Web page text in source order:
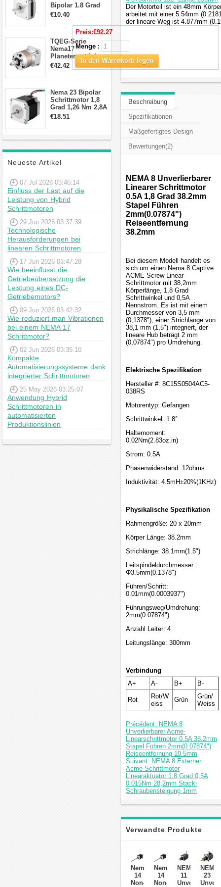
Bipolar 1.8 Grad
8.7Ncm 1A 3.5V 4
Schrittmotor
€10.40
TQEG-Serie
Nema17
Planetengetriebe
10:1 Spiel 15Arc-
min für Nema 17
€42.42
Nema 23 Bipolar
Schrittmotor 1,8
Grad 1,26 Nm 2,8A
2,5V 4 Drähte
€18.51
Neueste Artikel
07 Jul 2026 03:46:14
Einfluss der Last auf die
Leistung von Hybrid
Schrittmotoren
29 Jun 2026 03:37:39
Technologische
Herausforderungen bei
linearen Schrittmotoren
17 Jun 2026 03:47:28
Wie beeinflusst die
Getriebeübersetzung die
Leistung eines DC-
Getriebemotors?
09 Jun 2026 03:42:32
Wie reduziert man Vibrationen
bei einem NEMA 17
Schrittmotor?
02 Jun 2026 03:35:10
Kompakte
Automatisierungssysteme dank
integrierter Schrittmotoren
25 May 2026 03:25:07
Anwendung Hybrid
Schrittmotoren in
automatisierten
Produktionslinien
Der Motorteil ist ein 48mm
arbeitet mit einer 5.54mm
der lineare Weg ist 4.877mm
Preis:€92.27
Menge :
In den Warenkorb legen
Beschreibung
Spezifikationen
Maßgefertigtes Design
Bewertungen(2)
NEMA 8 Unverlierbarer
Linearer Schrittmotor
0.5A 1,8 Grad 38.2mm
Stapel Führen
2mm(0.07874")
Reiseentfernung
38.2mm
Bei diesem Modell handelt es
sich um einen Nema 8 Captive
ACME Screw Linear
Schrittmotor mit 38,2mm
Körperlänge, 1,8 Grad
Schrittwinkel und 0,5A
Nennstrom. Es ist mit einem
Durchmesser von 3,5 mm
(0,1378"), einer Strichlänge von
38,1 mm (1,5") integriert, der
lineare Hub beträgt 2 mm
(0,07874") pro Umdrehung.
Elektrische Spezifikation
Hersteller #: 8C15S0504AC5-
038RS
Motorentyp: Gefangen
Schrittwinkel: 1.8°
Haltemoment:
0.02Nm(2.83oz.in)
Strom: 0.5A
Phasenwiderstand: 12ohms
Induktivität: 4.5mH±20%(1KHz)
Physikalische Spezifikation
Rahmengröße: 20 x 20mm
Körper Länge: 38.2mm
Strichlänge: 38.1mm(1.5")
Leitspindeldurchmesser:
Φ3.5mm(0.1378")
Führen/Schritt:
0.01mm(0.0003937")
Führungsweg/Umdrehung:
2mm(0.07874")
Anzahl Leiter: 4
Leitungslänge: 300mm
Verbindung
A+
A- B+ B-
Rot
Rot/W
eiss
Grün
Grün/
Weiss
Précédent: NEMA 8
Unverlierbarer Acme-
Linearschrittmotor 0.5A 38.2mm
Stapel Führen 2mm(0.07874")
Reiseentfernung 19.5mm
Suivant: NEMA 8 Externer
Acme Schrittmotor
Linearaktuator 1.8 Grad 0,5A
0.015Nm 28,2mm Stack-
Schraubensteigung 1mm
Verwandte Produkte
Nema
14
Non-
Nema
14
Non-
NEMA
11
Unverlierbarer
NEMA
23